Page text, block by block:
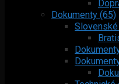
Dokumenty (65)